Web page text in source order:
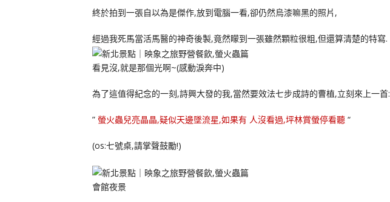
終於拍到一張自以為是傑作,放到電腦一看,卻仍然烏漆嘛黑的照片,
經過我死馬當活馬醫的神奇後製,竟然矇到一張雖然顆粒很粗,但還算清楚的特寫.
看見沒,就是那個光啊~(感動淚奔中)
為了這值得紀念的一刻,詩興大發的我,當然要效法七步成詩的曹植,立刻來上一首:
” 螢火蟲兒亮晶晶,疑似天邊墜流星,如果有 人沒看過,坪林賞螢停看聽 “
(os:七號桌,請掌聲鼓勵!)
會館夜景